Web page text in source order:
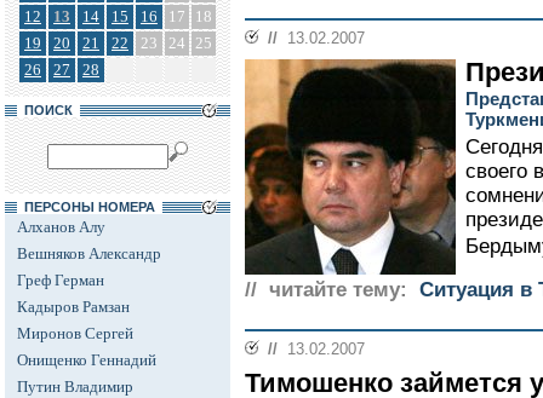
12
13 14 15 16 17
18
19
20 21 22 23 24 25
26
27 28
ПОИСК
ПЕРСОНЫ НОМЕРА
Алханов Алу
Вешняков Александр
Греф Герман
Кадыров Рамзан
Миронов Сергей
Онищенко Геннадий
Путин Владимир
// 13.02.2007
своего
// читайте тему:
Ситуация в
// 13.02.2007
Тимошенко займется